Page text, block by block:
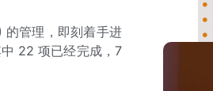
管理，即刻着手进
22 项已经完成，7